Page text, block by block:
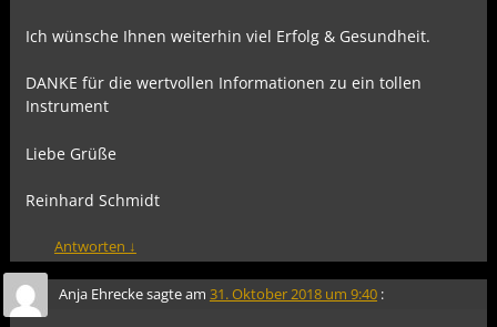
Ich wünsche Ihnen weiterhin viel Erfolg & Gesundheit.
DANKE für die wertvollen Informationen zu ein tollen
Instrument
Liebe Grüße
Reinhard Schmidt
Antworten ↓
Anja Ehreckesagte am 31. Oktober 2018 um 9:40 :